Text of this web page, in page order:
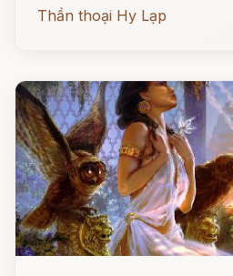
Thần thoại Hy Lạp